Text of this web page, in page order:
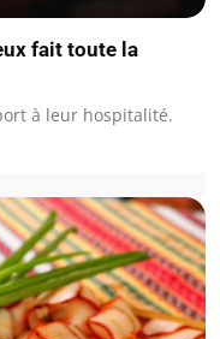
fait toute la
à leur hospitalité.